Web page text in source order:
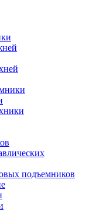
подъемников